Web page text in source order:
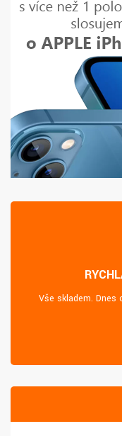
Vše skladem. Dnes